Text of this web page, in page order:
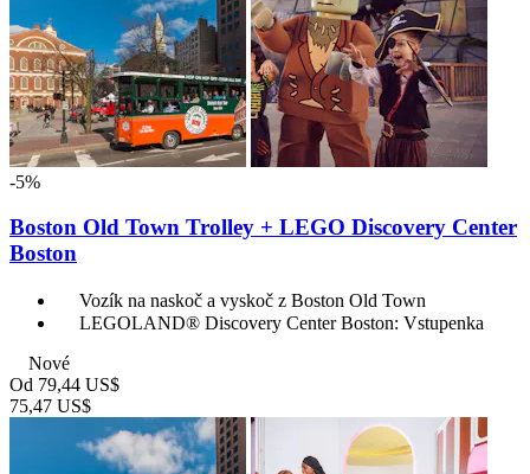
-5%
Boston Old Town Trolley + LEGO Discovery Center
Boston
Vozík na naskoč a vyskoč z Boston Old Town
LEGOLAND® Discovery Center Boston: Vstupenka
Nové
Od 79,44 US$
75,47 US$